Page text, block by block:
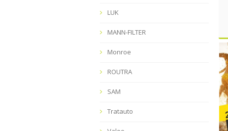
LUK
MANN-FILTER
Monroe
ROUTRA
SAM
Tratauto